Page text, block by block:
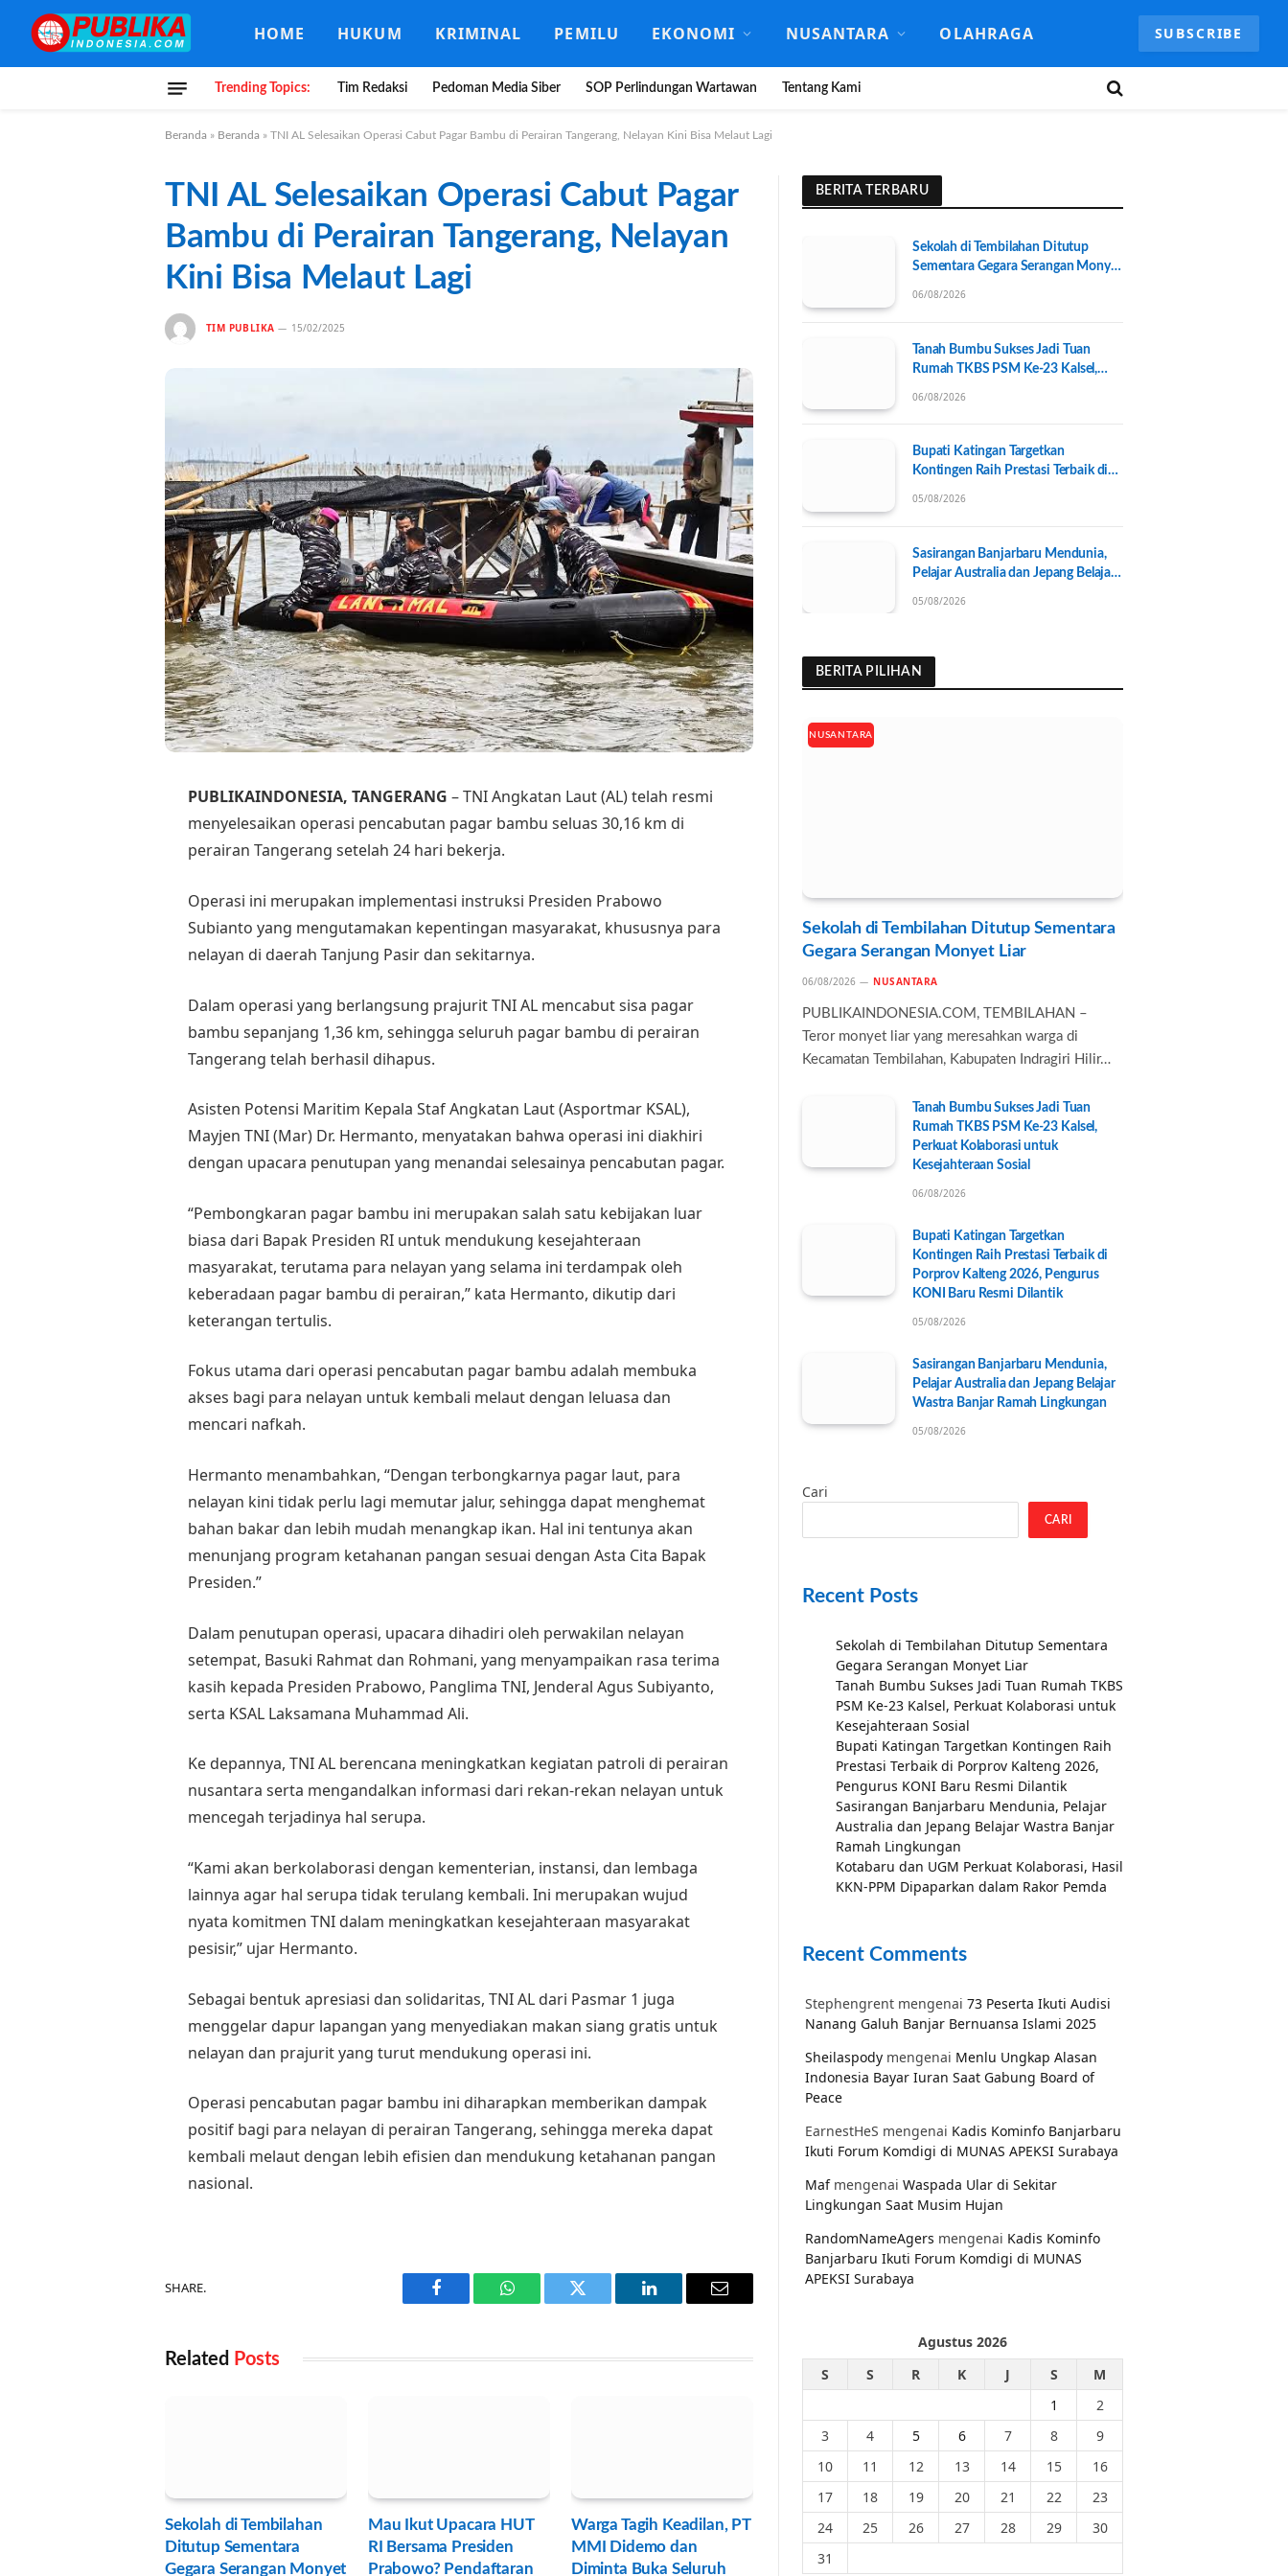
HOME HUKUM KRIMINAL PEMILU EKONOMI NUSANTARA OLAHRAGA SUBSCRIBE
Trending Topics: Tim Redaksi Pedoman Media Siber SOP Perlindungan Wartawan Tentang Kami
Beranda » Beranda » TNI AL Selesaikan Operasi Cabut Pagar Bambu di Perairan Tangerang, Nelayan Kini Bisa Melaut Lagi
TNI AL Selesaikan Operasi Cabut Pagar
Bambu di Perairan Tangerang, Nelayan
Kini Bisa Melaut Lagi
TIM PUBLIKA 15/02/2025
PUBLIKAINDONESIA, TANGERANG – TNI Angkatan Laut (AL) telah resmi
menyelesaikan operasi pencabutan pagar bambu seluas 30,16 km di
perairan Tangerang setelah 24 hari bekerja.
Operasi ini merupakan implementasi instruksi Presiden Prabowo
Subianto yang mengutamakan kepentingan masyarakat, khususnya para
nelayan di daerah Tanjung Pasir dan sekitarnya.
Dalam operasi yang berlangsung prajurit TNI AL mencabut sisa pagar
bambu sepanjang 1,36 km, sehingga seluruh pagar bambu di perairan
Tangerang telah berhasil dihapus.
Asisten Potensi Maritim Kepala Staf Angkatan Laut (Asportmar KSAL),
Mayjen TNI (Mar) Dr. Hermanto, menyatakan bahwa operasi ini diakhiri
dengan upacara penutupan yang menandai selesainya pencabutan pagar.
“Pembongkaran pagar bambu ini merupakan salah satu kebijakan luar
biasa dari Bapak Presiden RI untuk mendukung kesejahteraan
masyarakat, terutama para nelayan yang selama ini terdampak oleh
keberadaan pagar bambu di perairan,” kata Hermanto, dikutip dari
keterangan tertulis.
Fokus utama dari operasi pencabutan pagar bambu adalah membuka
akses bagi para nelayan untuk kembali melaut dengan leluasa dan
mencari nafkah.
Hermanto menambahkan, “Dengan terbongkarnya pagar laut, para
nelayan kini tidak perlu lagi memutar jalur, sehingga dapat menghemat
bahan bakar dan lebih mudah menangkap ikan. Hal ini tentunya akan
menunjang program ketahanan pangan sesuai dengan Asta Cita Bapak
Presiden.”
Dalam penutupan operasi, upacara dihadiri oleh perwakilan nelayan
setempat, Basuki Rahmat dan Rohmani, yang menyampaikan rasa terima
kasih kepada Presiden Prabowo, Panglima TNI, Jenderal Agus Subiyanto,
serta KSAL Laksamana Muhammad Ali.
Ke depannya, TNI AL berencana meningkatkan kegiatan patroli di perairan
nusantara serta mengandalkan informasi dari rekan-rekan nelayan untuk
mencegah terjadinya hal serupa.
“Kami akan berkolaborasi dengan kementerian, instansi, dan lembaga
lainnya agar hal serupa tidak terulang kembali. Ini merupakan wujud
nyata komitmen TNI dalam meningkatkan kesejahteraan masyarakat
pesisir,” ujar Hermanto.
Sebagai bentuk apresiasi dan solidaritas, TNI AL dari Pasmar 1 juga
menggelar dapur lapangan yang menyediakan makan siang gratis untuk
nelayan dan prajurit yang turut mendukung operasi ini.
Operasi pencabutan pagar bambu ini diharapkan memberikan dampak
positif bagi para nelayan di perairan Tangerang, sehingga mereka dapat
kembali melaut dengan lebih efisien dan mendukung ketahanan pangan
nasional.
SHARE.
Facebook WhatsAppTwitter LinkedIn Email
Related Posts
Sekolah di Tembilahan
Ditutup Sementara
Gegara Serangan Monyet
Mau Ikut Upacara HUT
RI Bersama Presiden
Prabowo? Pendaftaran
Warga Tagih Keadilan, PT
MMI Didemo dan
Diminta Buka Seluruh
BERITA TERBARU
Sekolah di Tembilahan Ditutup
Sementara Gegara Serangan Monyet
06/08/2026
Tanah Bumbu Sukses Jadi Tuan
Rumah TKBS PSM Ke-23 Kalsel,
06/08/2026
Bupati Katingan Targetkan
Kontingen Raih Prestasi Terbaik di
05/08/2026
Sasirangan Banjarbaru Mendunia,
Pelajar Australia dan Jepang Belajar
05/08/2026
BERITA PILIHAN
NUSANTARA
Sekolah di Tembilahan Ditutup Sementara
Gegara Serangan Monyet Liar
06/08/2026 NUSANTARA
PUBLIKAINDONESIA.COM, TEMBILAHAN –
Teror monyet liar yang meresahkan warga di
Kecamatan Tembilahan, Kabupaten Indragiri Hilir…
Tanah Bumbu Sukses Jadi Tuan
Rumah TKBS PSM Ke-23 Kalsel,
Perkuat Kolaborasi untuk
Kesejahteraan Sosial
06/08/2026
Bupati Katingan Targetkan
Kontingen Raih Prestasi Terbaik di
Porprov Kalteng 2026, Pengurus
KONI Baru Resmi Dilantik
05/08/2026
Sasirangan Banjarbaru Mendunia,
Pelajar Australia dan Jepang Belajar
Wastra Banjar Ramah Lingkungan
05/08/2026
Cari
CARI
Recent Posts
Sekolah di Tembilahan Ditutup Sementara
Gegara Serangan Monyet Liar
Tanah Bumbu Sukses Jadi Tuan Rumah TKBS
PSM Ke-23 Kalsel, Perkuat Kolaborasi untuk
Kesejahteraan Sosial
Bupati Katingan Targetkan Kontingen Raih
Prestasi Terbaik di Porprov Kalteng 2026,
Pengurus KONI Baru Resmi Dilantik
Sasirangan Banjarbaru Mendunia, Pelajar
Australia dan Jepang Belajar Wastra Banjar
Ramah Lingkungan
Kotabaru dan UGM Perkuat Kolaborasi, Hasil
KKN-PPM Dipaparkan dalam Rakor Pemda
Recent Comments
Stephengrent mengenai 73 Peserta Ikuti Audisi
Nanang Galuh Banjar Bernuansa Islami 2025
Sheilaspody mengenai Menlu Ungkap Alasan
Indonesia Bayar Iuran Saat Gabung Board of
Peace
EarnestHeS mengenai Kadis Kominfo Banjarbaru
Ikuti Forum Komdigi di MUNAS APEKSI Surabaya
Mafmengenai Waspada Ular di Sekitar
Lingkungan Saat Musim Hujan
RandomNameAgers mengenai Kadis Kominfo
Banjarbaru Ikuti Forum Komdigi di MUNAS
APEKSI Surabaya
Agustus 2026
S
S R K J S
M
1
2
3
4 5 6 7 8
9
10
11 12 13 14 15
16
17
18 19 20 21 22
23
24
25 26 27 28 29
30
31